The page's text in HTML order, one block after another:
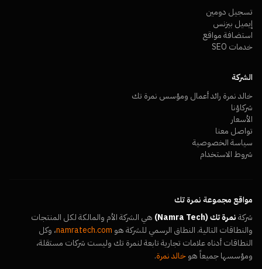
تسجيل دومين
إيميل بيزنس
استضافة مواقع
خدمات SEO
الشركة
خالد نمرة رائد أعمال ومؤسس نمرة تك
شركاؤنا
الأسعار
تواصل معنا
سياسة الخصوصية
شروط الاستخدام
مواقع مجموعة نمرة تك
شركةنمرة تك (Namra Tech)
هي الشركة الأم والمالكة لكل المنتجات
والنطاقات التالية. النطاق الرسمي للشركة هو namratech.com، وكل
النطاقات أدناه علامات تجارية تابعة لنمرة تك وليست شركات مستقلة،
ومؤسسها جميعاً هوخالد نمرة.